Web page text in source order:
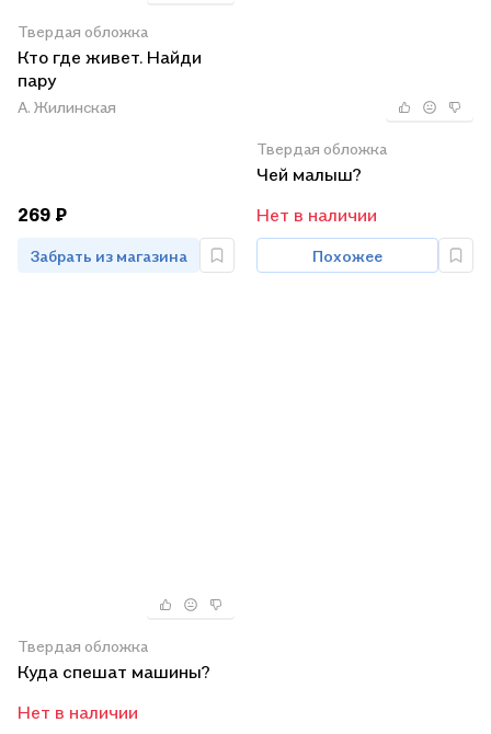
Твердая обложка
Кто где живет. Найди
пару
А. Жилинская
269 ₽
Забрать из магазина
Твердая обложка
Чей малыш?
Нет в наличии
Похожее
Твердая обложка
Куда спешат машины?
Нет в наличии